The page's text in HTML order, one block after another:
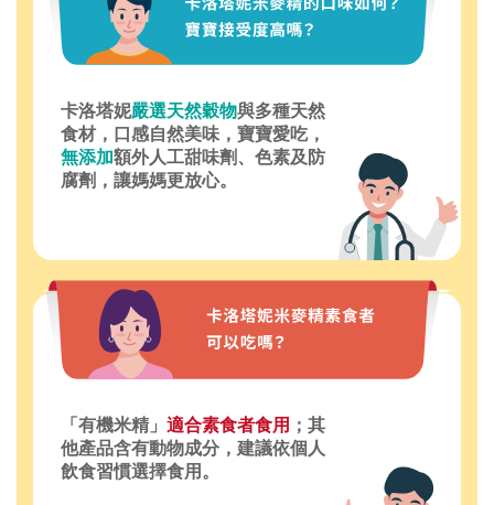
卡洛塔妮嚴選天然穀物與多種天然
食材，口感自然美味，寶寶愛吃，
無添加額外人工甜味劑、色素及防
腐劑，讓媽媽更放心。
「有機米精」 適合素食者食用 ；其
他產品含有動物成分，建議依個人
飲食習慣選擇食用。